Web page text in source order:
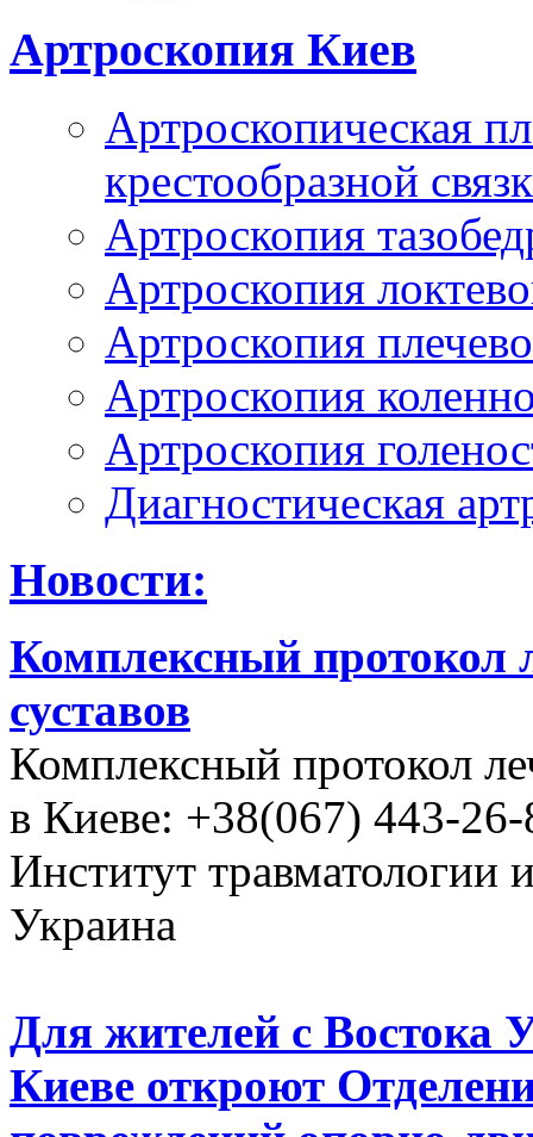
Артроскопия Киев
Артроскопическая
крестообразной
Артроскопия
Артроскопия
Артроскопия
Артроскопия
Артроскопия
Диагностическая
Новости:
Комплексный протокол
суставов
Комплексный протокол
в Киеве: +38(067) 443-
Институт
Украина
Для жителей с
Киеве откроют